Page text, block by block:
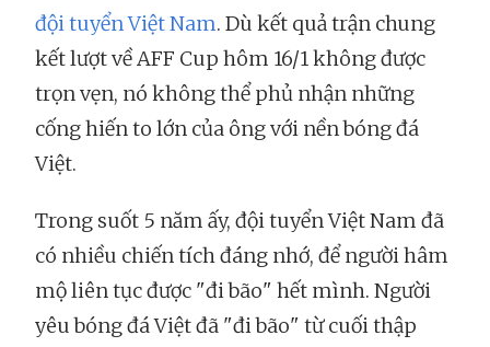
đội tuyển Việt Nam. Dù kết quả trận chung
kết lượt về AFF Cup hôm 16/1 không được
trọn vẹn, nó không thể phủ nhận những
cống hiến to lớn của ông với nền bóng đá
Việt.
Trong suốt 5 năm ấy, đội tuyển Việt Nam đã
có nhiều chiến tích đáng nhớ, để người hâm
mộ liên tục được "đi bão" hết mình. Người
yêu bóng đá Việt đã "đi bão" từ cuối thập